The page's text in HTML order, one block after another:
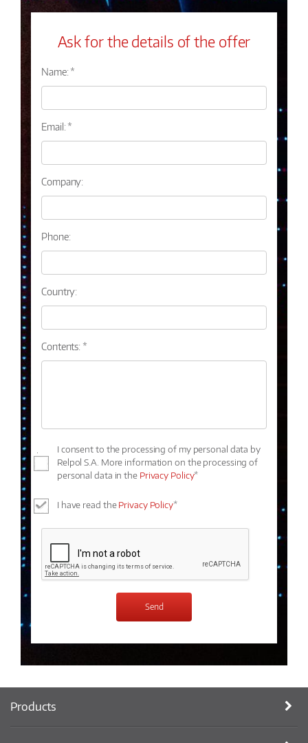
Ask for the details of the offer
Name: *
Email: *
Company:
Phone:
Country:
Contents: *
I consent to the processing of my personal data by
Relpol S.A. More information on the processing of
personal data in the Privacy Policy*
I have read thePrivacy Policy*
Products